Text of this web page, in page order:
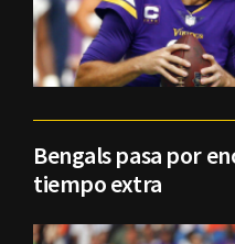
Bengals pasa por
tiempo extra